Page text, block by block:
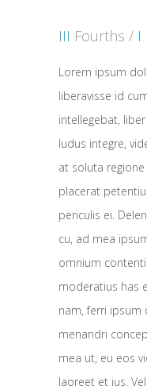
III Fourths / I
Lorem ipsum
liberavisse id
intellegebat,
ludus integre,
at soluta
placerat
periculis ei.
cu, ad mea
omnium
moderatius has
nam, ferri ipsum
menandri
mea ut, eu eos
laoreet et ius.